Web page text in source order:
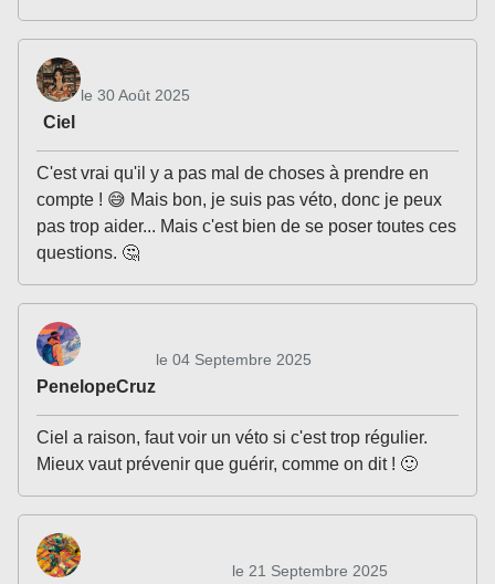
Ciel
le 30 Août 2025
C'est vrai qu'il y a pas mal de choses à prendre en
compte ! 😅 Mais bon, je suis pas véto, donc je peux
pas trop aider... Mais c'est bien de se poser toutes ces
questions. 🤔
PenelopeCruz
le 04 Septembre 2025
Ciel a raison, faut voir un véto si c'est trop régulier.
Mieux vaut prévenir que guérir, comme on dit ! 🙂
le 21 Septembre 2025